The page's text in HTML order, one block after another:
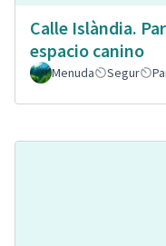
Calle Islàndia.
espacio canino
Menuda Segur